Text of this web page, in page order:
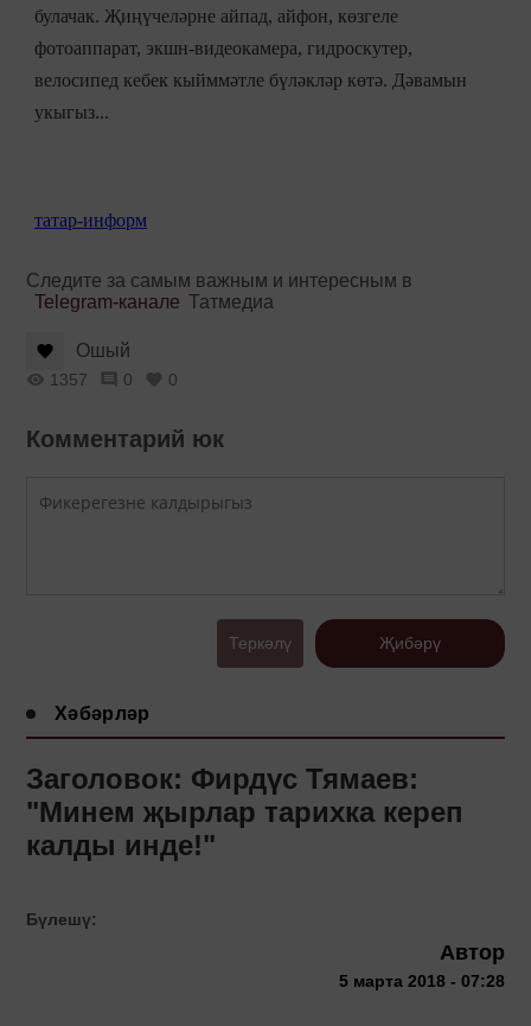
булачак. Җиңүчеләрне айпад, айфон, көзгеле
фотоаппарат, экшн-видеокамера, гидроскутер,
велосипед кебек кыйммәтле бүләкләр көтә. Дәвамын
укыгыз...
татар-информ
Следите за самым важным и интересным в
Telegram-канале Татмедиа
Ошый
1357 0 0
Комментарий юк
Теркәлү Җибәрү
Хәбәрләр
Заголовок: Фирдүс Тямаев:
"Минем җырлар тарихка кереп
калды инде!"
Бүлешү:
Автор
5 марта 2018 - 07:28